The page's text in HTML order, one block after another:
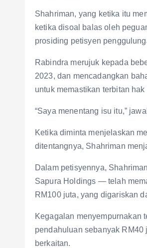
Shahriman, yang ketika itu
ketika disoal balas oleh
prosiding petisyen
Rabindra merujuk kepada
2023, dan mencadangkan
untuk memastikan terbitan
“Saya menentang isu itu,”
Ketika diminta menjelaskan
ditentangnya, Shahriman
Dalam petisyennya,
Sapura Holdings — telah
RM100 juta, yang digariskan
Kegagalan menyempurnakan
pendahuluan sebanyak RM40
berkaitan.